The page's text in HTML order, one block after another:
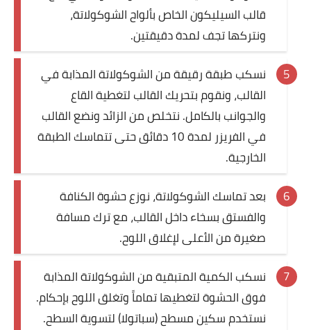
قالب السيليكون الخاص بألواح الشوكولاتة،
ونتركها تجف لمدة دقيقتين.
نسكب طبقة رقيقة من الشوكولاتة المذابة في
القالب، ونقوم بتحريك القالب لتغطية القاع
والجوانب بالكامل. نتخلص من الزائد ونضع القالب
في الفريزر لمدة 10 دقائق حتى تتماسك الطبقة
الخارجية.
بعد تماسك الشوكولاتة، نوزع حشوة الكنافة
والفستق بسخاء داخل القالب، مع ترك مسافة
صغيرة من الأعلى لإغلاق اللوح.
نسكب الكمية المتبقية من الشوكولاتة المذابة
فوق الحشوة لتغطيها تماماً وتغلق اللوح بإحكام.
نستخدم سكين مسطح (سباتولا) لتسوية السطح.